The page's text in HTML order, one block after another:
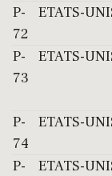
P-
72
ETATS-
P-
73
ETATS-
P-
74
ETATS-
P-
ETATS-